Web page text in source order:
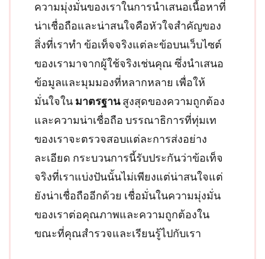
ความมุ่งมั่นของเราในการนำเสนอเนื้อหาที่
น่าเชื่อถือและน่าสนใจคือหัวใจสำคัญของ
สิ่งที่เราทำ ข้อเท็จจริงแต่ละข้อบนเว็บไซต์
ของเรามาจากผู้ใช้จริงเช่นคุณ ซึ่งนำเสนอ
ข้อมูลและมุมมองที่หลากหลาย เพื่อให้
มั่นใจใน มาตรฐานสูงสุดของความถูกต้อง
และความน่าเชื่อถือ บรรณาธิการที่ทุ่มเท
ของเราจะตรวจสอบแต่ละการส่งอย่าง
ละเอียด กระบวนการนี้รับประกันว่าข้อเท็จ
จริงที่เราแบ่งปันนั้นไม่เพียงแต่น่าสนใจแต่
ยังน่าเชื่อถืออีกด้วย เชื่อมั่นในความมุ่งมั่น
ของเราต่อคุณภาพและความถูกต้องใน
ขณะที่คุณสำรวจและเรียนรู้ไปกับเรา